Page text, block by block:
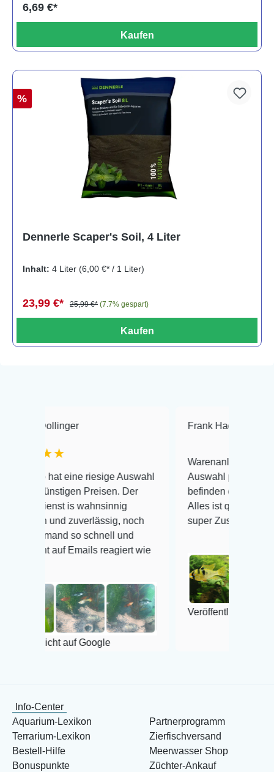
6,69 €*
Kaufen
%
Dennerle Scaper's Soil, 4 Liter
Inhalt: 4 Liter (6,00 €* / 1 Liter)
23,99 €* 25,99 €* (7.7% gespart)
Kaufen
hat eine riesige Auswahl
Preisen. Der
is wahnsinnig
und zuverlässig, noch
so schnell und
auf Emails reagiert wie
auf Google
Frank Hackmayer
Warenanlieferung Top und die
Auswahl plus
befinden der Fische
Alles ist quick lebendig und
super Zustand. Gerne wieder
Veröffentlicht auf Google
Info-Center
Aquarium-Lexikon
Terrarium-Lexikon
Bestell-Hilfe
Bonuspunkte
Partnerprogramm
Zierfischversand
Meerwasser Shop
Züchter-Ankauf